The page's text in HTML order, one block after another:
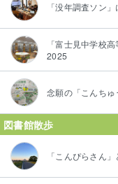
「没年調査ソン
「富士見中学校
2025
念願の「こんちゅ
図書館散歩
「こんぴらさん